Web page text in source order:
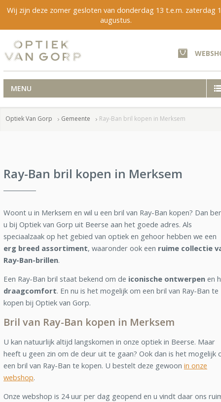
Wij zijn deze zomer gesloten van donderdag 13 t.e.m. zaterdag
augustus.
MENU
Optiek Van Gorp Gemeente Ray-Ban bril kopen in Merksem
Ray-Ban bril kopen in Merksem
Woont u in Merksem en wil u een bril van Ray-Ban kopen? Dan
u bij Optiek van Gorp uit Beerse aan het goede adres. Als
speciaalzaak op het gebied van optiek en gehoor hebben we een
erg breed assortiment, waaronder ook een ruime collectie
Ray-Ban-brillen.
Een Ray-Ban bril staat bekend om de iconische ontwerpen en
draagcomfort. En nu is het mogelijk om een bril van Ray-Ban te
kopen bij Optiek van Gorp.
Bril van Ray-Ban kopen in Merksem
U kan natuurlijk altijd langskomen in onze optiek in Beerse. Maar
heeft u geen zin om de deur uit te gaan? Ook dan is het mogelijk
een bril van Ray-Ban te kopen. U bestelt deze gewoon in onze
webshop.
Onze webshop is 24 uur per dag geopend en u vindt daar ons